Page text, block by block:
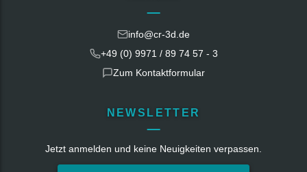
info@cr-3d.de
+49 (0) 9971 / 89 74 57 - 3
Zum Kontaktformular
NEWSLETTER
Jetzt anmelden und keine Neuigkeiten verpassen.